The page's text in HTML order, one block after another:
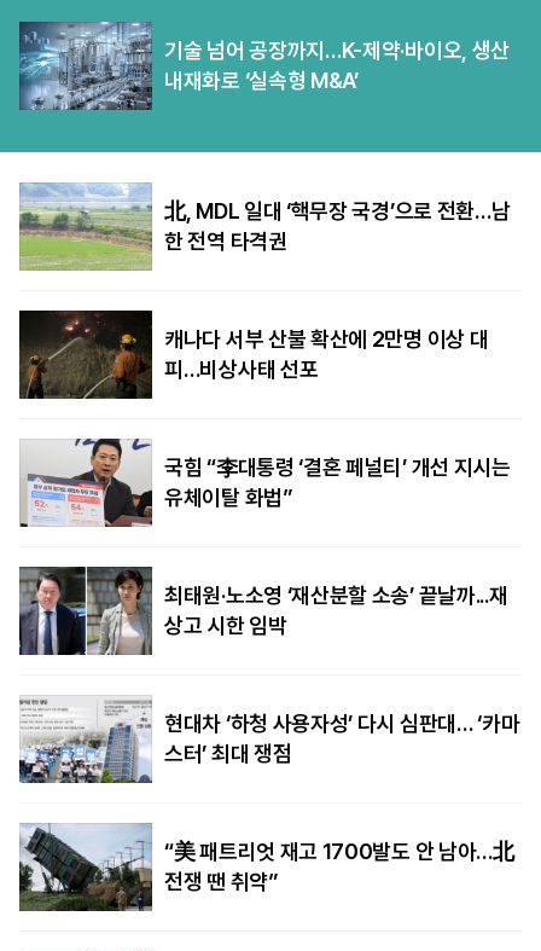
기술 넘어 공장까지…K-제약·바이오, 생산
내재화로 ‘실속형 M&A’
北, MDL 일대 ‘핵무장 국경’으로 전환…남
한 전역 타격권
캐나다 서부 산불 확산에 2만명 이상 대
피…비상사태 선포
국힘 “李대통령 ‘결혼 페널티’ 개선 지시는
유체이탈 화법”
최태원·노소영 ‘재산분할 소송’ 끝날까...재
상고 시한 임박
현대차 ‘하청 사용자성’ 다시 심판대… ‘카마
스터’ 최대 쟁점
“美 패트리엇 재고 1700발도 안 남아…北
전쟁 땐 취약”